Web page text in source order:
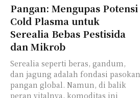
Pangan: Mengupas Potensi
Cold Plasma untuk
Serealia Bebas Pestisida
dan Mikrob
Serealia seperti beras, gandum,
dan jagung adalah fondasi pasokan
pangan global. Namun, di balik
peran vitalnya, komoditas ini